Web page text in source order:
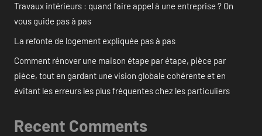
Travaux intérieurs : quand faire appel à une entreprise ? On
vous guide pas à pas
La refonte de logement expliquée pas à pas
Comment rénover une maison étape par étape, pièce par
pièce, tout en gardant une vision globale cohérente et en
évitant les erreurs les plus fréquentes chez les particuliers
Recent Comments